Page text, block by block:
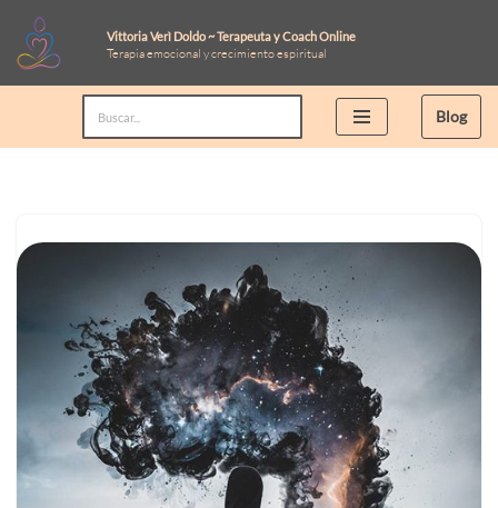
Saltar
al
Vittoria Verì Doldo ~ Terapeuta y Coach Online
Terapia emocional y crecimiento espiritual
Blog